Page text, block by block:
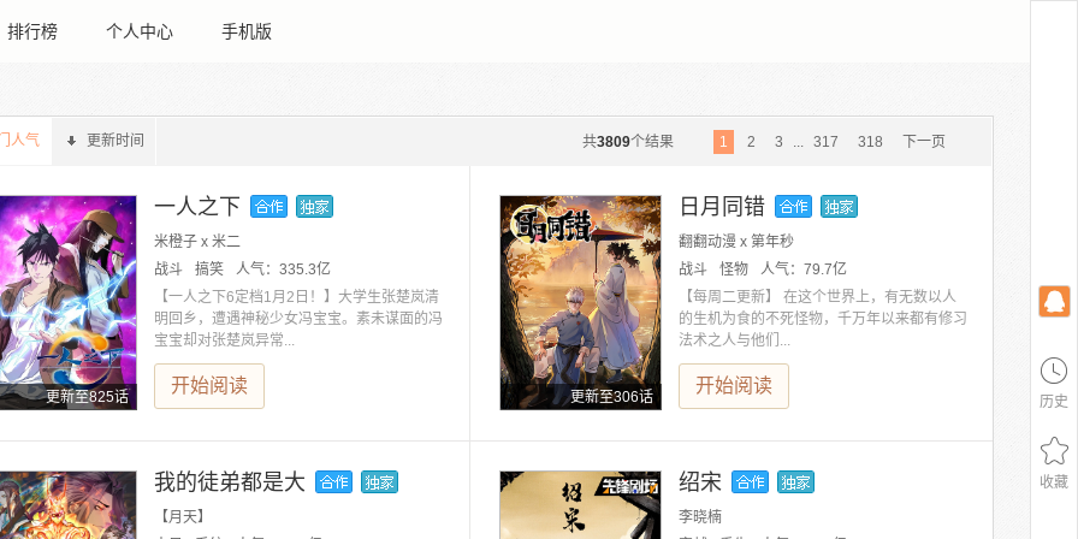
排行榜 个人中心 手机版
人气 更新时间 1 2 3 ... 317 318 下一页
共3809个结果
更新至825话
一人之下
米橙子 x 米二
战斗
搞笑 人气： 335.3亿
【一人之下6定档1月2日！】大学生张楚岚清
明回乡，遭遇神秘少女冯宝宝。素未谋面的冯
宝宝却对张楚岚异常...
开始阅读
更新至306话
日月同错
翻翻动漫 x 第年秒
战斗
怪物 人气： 79.7亿
【每周二更新】 在这个世界上，有无数以人
的生机为食的不死怪物，千万年以来都有修习
法术之人与他们...
开始阅读
我的徒弟都是大
【月天】
绍宋
李晓楠
历史
收藏